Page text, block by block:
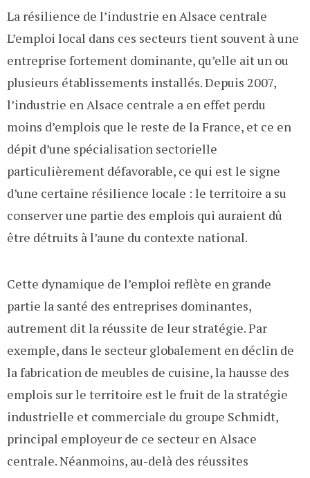
La résilience de l’industrie en Alsace centrale
L’emploi local dans ces secteurs tient souvent à une
entreprise fortement dominante, qu’elle ait un ou
plusieurs établissements installés. Depuis 2007,
l’industrie en Alsace centrale a en effet perdu
moins d’emplois que le reste de la France, et ce en
dépit d’une spécialisation sectorielle
particulièrement défavorable, ce qui est le signe
d’une certaine résilience locale : le territoire a su
conserver une partie des emplois qui auraient dû
être détruits à l’aune du contexte national.
Cette dynamique de l’emploi reflète en grande
partie la santé des entreprises dominantes,
autrement dit la réussite de leur stratégie. Par
exemple, dans le secteur globalement en déclin de
la fabrication de meubles de cuisine, la hausse des
emplois sur le territoire est le fruit de la stratégie
industrielle et commerciale du groupe Schmidt,
principal employeur de ce secteur en Alsace
centrale. Néanmoins, au-delà des réussites